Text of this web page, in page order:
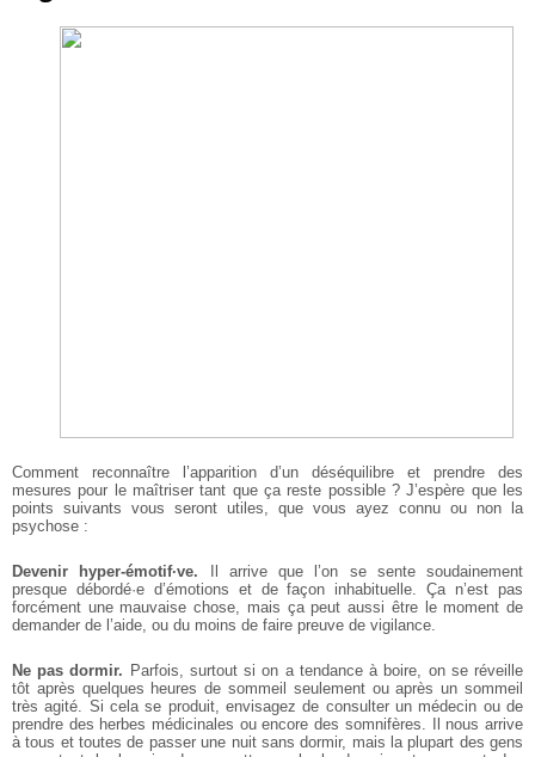
Comment reconnaître l’apparition d’un déséquilibre et prendre des
mesures pour le maîtriser tant que ça reste possible ? J’espère que les
points suivants vous seront utiles, que vous ayez connu ou non la
psychose :
Devenir hyper-émotif·ve.
Il arrive que l’on se sente soudainement
presque débordé·e d’émotions et de façon inhabituelle. Ça n’est pas
forcément une mauvaise chose, mais ça peut aussi être le moment de
demander de l’aide, ou du moins de faire preuve de vigilance.
Ne pas dormir. Parfois, surtout si on a tendance à boire, on se réveille
tôt après quelques heures de sommeil seulement ou après un sommeil
très agité. Si cela se produit, envisagez de consulter un médecin ou de
prendre des herbes médicinales ou encore des somnifères. Il nous arrive
à tous et toutes de passer une nuit sans dormir, mais la plupart des gens